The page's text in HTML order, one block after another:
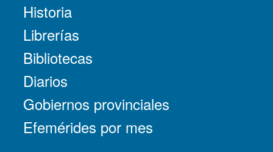
Historia
Librerías
Bibliotecas
Diarios
Gobiernos provinciales
Efemérides por mes